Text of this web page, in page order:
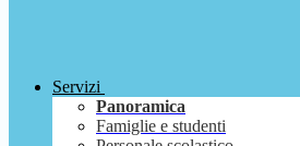
Servizi
Panoramica
Famiglie e studenti